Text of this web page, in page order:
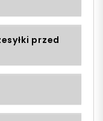
przed